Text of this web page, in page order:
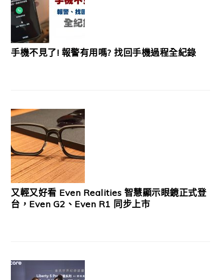
手機不見了! 報警有用嗎? 找回手機過程全紀錄
又輕又好看 Even Realities 智慧顯示眼鏡正式登
台，Even G2、Even R1 同步上市